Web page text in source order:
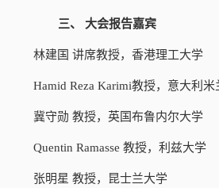
三、 大会报告嘉宾
林建国 讲席教授，香港理工大学
Hamid Reza Karimi教授，意大利
冀守勋 教授，英国布鲁内尔大学
Quentin Ramasse 教授，利兹大学
张明星 教授，昆士兰大学